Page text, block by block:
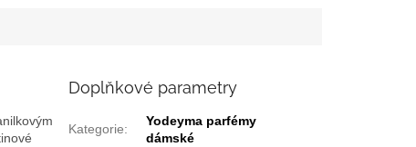
Doplňkové parametry
Kategorie:
Yodeyma parfémy
dámské